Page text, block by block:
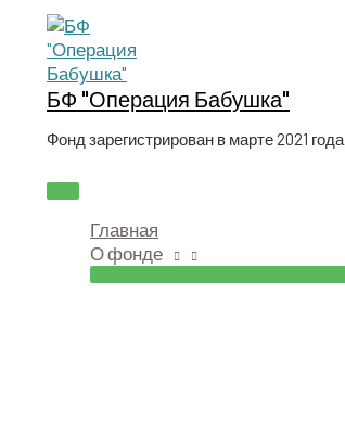
Перейти
содержимому
БФ "Операция Бабушка"
Фонд зарегистрирован в марте 2021 года
ГЛАВНОЕ
Главная
О фонде